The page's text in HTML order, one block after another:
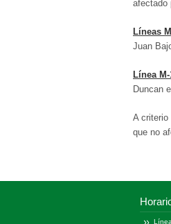
afectado
Líneas
Juan
Línea
Duncan
A
que no